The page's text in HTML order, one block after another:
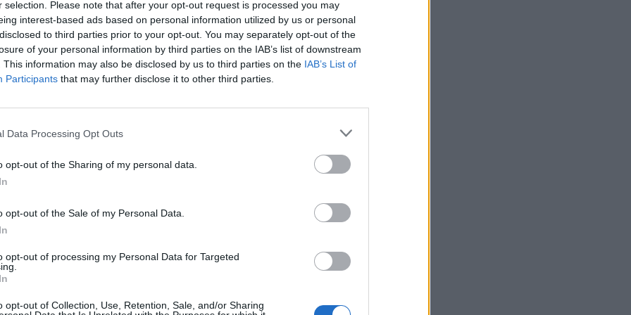
selection. Please note that after your opt-out request is processed you may
interest-based ads based on personal information utilized by us or personal
to third parties prior to your opt-out. You may separately opt-out of the
of your personal information by third parties on the IAB’s list of downstream
This information may also be disclosed by us to third parties on the IAB’s List of
Participants that may further disclose it to other third parties.
Data Processing Opt Outs
opt-out of the Sharing of my personal data.
opt-out of the Sale of my Personal Data.
opt-out of processing my Personal Data for Targeted
opt-out of Collection, Use, Retention, Sale, and/or Sharing
nebo cizince není zřejmé, při činu muž vůbec nijak
podařilo vytvořit pravděpodobnou podobu muže –
jej zachycuje uvnitř domu i před ním.
do současné doby, prováděli opatření a prověřovali
současné doby se ale nepodařilo muže ztotožnit.
by jej někdo poznal, věděl, kde se tento muž zdržuje,
IV sex